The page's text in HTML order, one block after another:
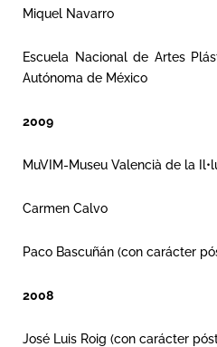
Miquel Navarro
Escuela Nacional de Artes
Autónoma de México
2009
MuVIM-Museu Valencià de la
Carmen Calvo
Paco Bascuñán (con carácter
2008
José Luis Roig (con carácter